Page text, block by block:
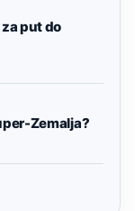
put do
Zemalja?